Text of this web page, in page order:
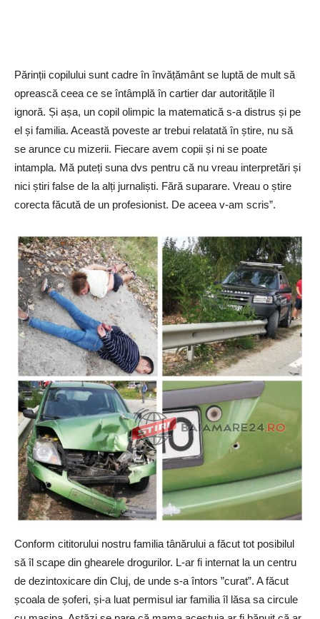
Părinții copilului sunt cadre în învățământ se luptă de mult să
oprească ceea ce se întâmplă în cartier dar autoritățile îl
ignoră. Și așa, un copil olimpic la matematică s-a distrus și pe
el și familia. Această poveste ar trebui relatată în știre, nu să
se arunce cu mizerii. Fiecare avem copii și ni se poate
intampla. Mă puteți suna dvs pentru că nu vreau interpretări și
nici știri false de la alți jurnaliști. Fără suparare. Vreau o știre
corecta făcută de un profesionist. De aceea v-am scris”.
Conform cititorului nostru familia tânărului a făcut tot posibilul
să îl scape din ghearele drogurilor. L-ar fi internat la un centru
de dezintoxicare din Cluj, de unde s-a întors ”curat”. A făcut
școala de șoferi, și-a luat permisul iar familia îl lăsa sa circule